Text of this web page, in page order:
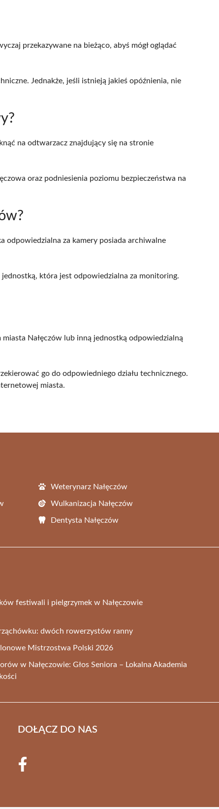
przekazywane na bieżąco, abyś mógł oglądać
Jednakże, jeśli istnieją jakieś opóźnienia, nie
na odtwarzacz znajdujący się na stronie
oraz podniesienia poziomu bezpieczeństwa na
odpowiedzialna za kamery posiada archiwalne
która jest odpowiedzialna za monitoring.
Nałęczów lub inną jednostką odpowiedzialną
go do odpowiedniego działu technicznego.
miasta.
Weterynarz Nałęczów
Wulkanizacja Nałęczów
Dentysta Nałęczów
festiwali i pielgrzymek w Nałęczowie
dwóch rowerzystów ranny
Mistrzostwa Polski 2026
w Nałęczowie: Głos Seniora – Lokalna Akademia
DOŁĄCZ DO NAS